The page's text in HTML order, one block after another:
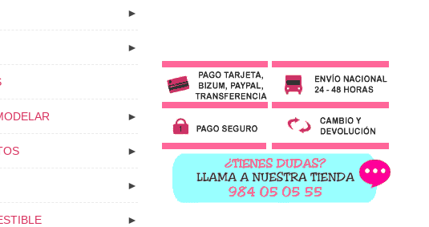
►
►
►
►
►
►